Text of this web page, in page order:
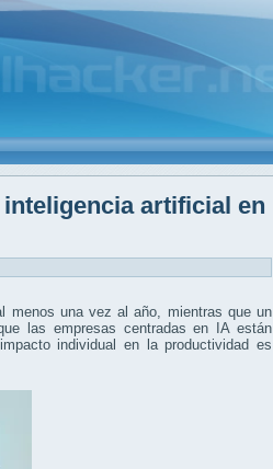
artificial en
menos una vez al año, mientras que un
las empresas centradas en IA están
individual en la productividad es